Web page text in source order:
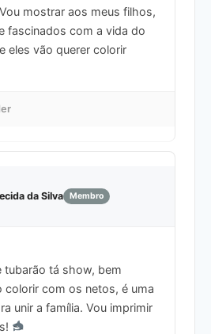
mostrar aos meus filhos,
fascinados com a vida do
eles vão querer colorir
da Silva Membro
tubarão tá show, bem
colorir com os netos, é uma
unir a família. Vou imprimir